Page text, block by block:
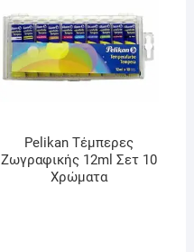
Pelikan Τέμπερες
Ζωγραφικής 12ml Σετ 10
Χρώματα